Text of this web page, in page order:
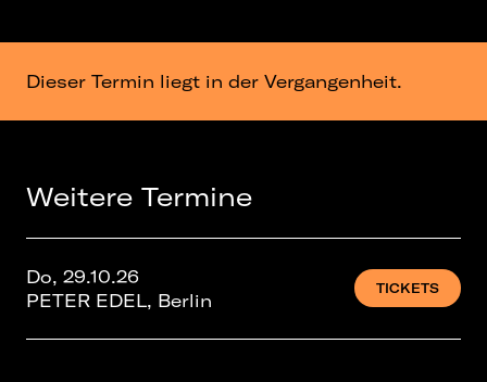
Dieser Termin liegt in der Vergangenheit.
Weitere Termine
Do, 29.10.26
PETER EDEL, Berlin
TICKETS